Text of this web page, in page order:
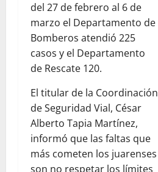
del 27 de febrero al 6 de
marzo el Departamento de
Bomberos atendió 225
casos y el Departamento
de Rescate 120.
El titular de la Coordinación
de Seguridad Vial, César
Alberto Tapia Martínez,
informó que las faltas que
más cometen los juarenses
son no respetar los límites